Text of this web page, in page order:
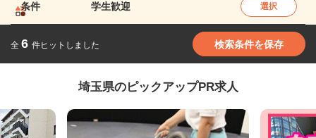
条件 学生歓迎 選択
全 6 件ヒットしました 検索条件を保存
埼玉県のピックアップPR求人